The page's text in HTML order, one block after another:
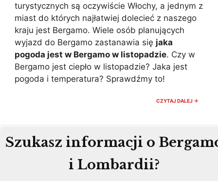
turystycznych są oczywiście Włochy, a jednym z
miast do których najłatwiej dolecieć z naszego
kraju jest Bergamo. Wiele osób planujących
wyjazd do Bergamo zastanawia się jaka
pogoda jest w Bergamo w listopadzie. Czy w
Bergamo jest ciepło w listopadzie? Jaka jest
pogoda i temperatura? Sprawdźmy to!
CZYTAJ DALEJ →
Szukasz informacji o
i Lombardii?